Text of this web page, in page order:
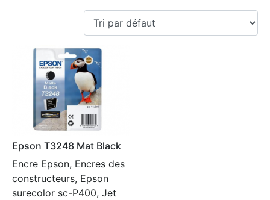
Epson T3248 Mat Black
Encre Epson, Encres des
constructeurs, Epson
surecolor sc-P400, Jet